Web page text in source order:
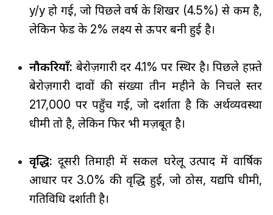
y/y हो गई, जो पिछले वर्ष के शिखर (4.5%) से कम है,
लेकिन फेड के 2% लक्ष्य से ऊपर बनी हुई है।
नौकरियाँ: बेरोज़गारी दर 4.1% पर स्थिर है। पिछले हफ़्ते
बेरोज़गारी दावों की संख्या तीन महीने के निचले स्तर
217,000 पर पहुँच गई, जो दर्शाता है कि अर्थव्यवस्था
धीमी तो है, लेकिन फिर भी मज़बूत है।
वृद्धि: दूसरी तिमाही में सकल घरेलू उत्पाद में वार्षिक
आधार पर 3.0% की वृद्धि हुई, जो ठोस, यद्यपि धीमी,
गतिविधि दर्शाती है।